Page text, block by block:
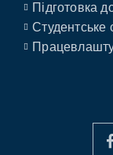
Підготовка
Студентське